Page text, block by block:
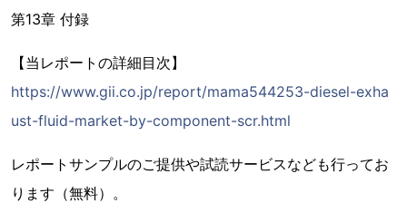
第13章 付録
【当レポートの詳細目次】
https://www.gii.co.jp/report/mama544253-diesel-exha
ust-fluid-market-by-component-scr.html
レポートサンプルのご提供や試読サービスなども行ってお
ります（無料）。